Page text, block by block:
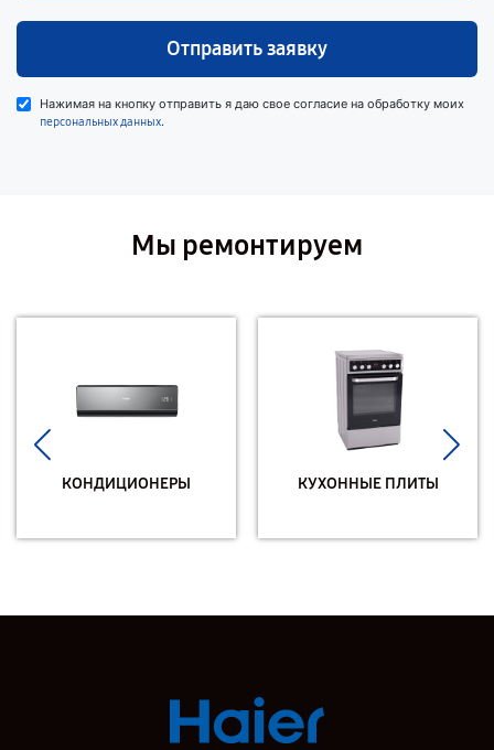
Отправить заявку
Нажимая на кнопку отправить я даю свое согласие на обработку моих
персональных данных.
Мы ремонтируем
КОНДИЦИОНЕРЫ КУХОННЫЕ ПЛИТЫ